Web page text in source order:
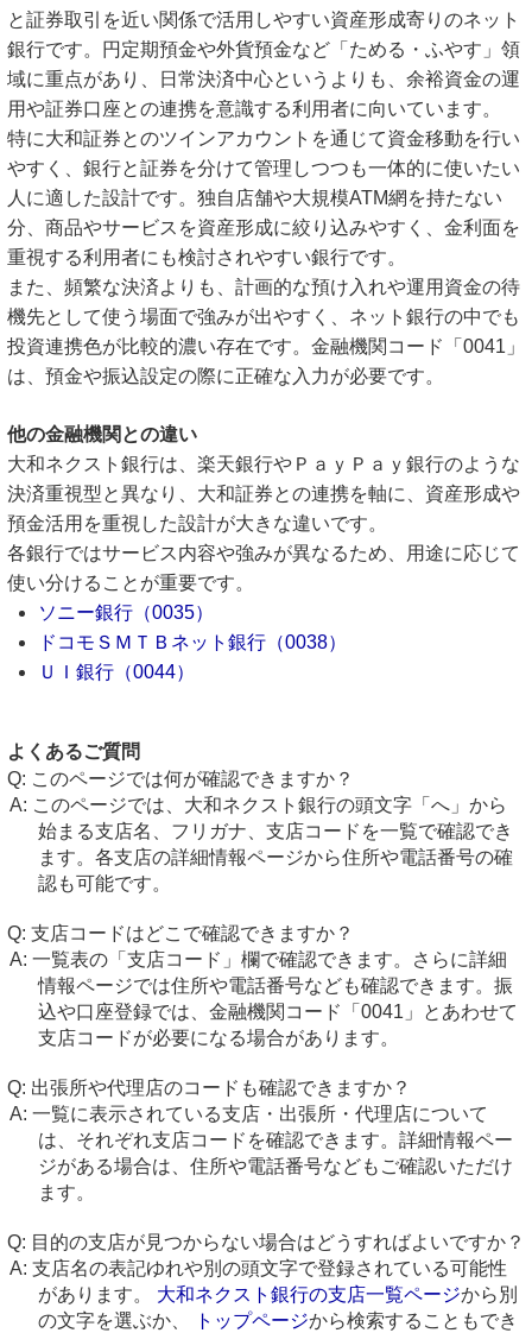
と証券取引を近い関係で活用しやすい資産形成寄りのネット
銀行です。円定期預金や外貨預金など「ためる・ふやす」領
域に重点があり、日常決済中心というよりも、余裕資金の運
用や証券口座との連携を意識する利用者に向いています。
特に大和証券とのツインアカウントを通じて資金移動を行い
やすく、銀行と証券を分けて管理しつつも一体的に使いたい
人に適した設計です。独自店舗や大規模ATM網を持たない
分、商品やサービスを資産形成に絞り込みやすく、金利面を
重視する利用者にも検討されやすい銀行です。
また、頻繁な決済よりも、計画的な預け入れや運用資金の待
機先として使う場面で強みが出やすく、ネット銀行の中でも
投資連携色が比較的濃い存在です。金融機関コード「0041」
は、預金や振込設定の際に正確な入力が必要です。
他の金融機関との違い
大和ネクスト銀行は、楽天銀行やＰａｙＰａｙ銀行のような
決済重視型と異なり、大和証券との連携を軸に、資産形成や
預金活用を重視した設計が大きな違いです。
各銀行ではサービス内容や強みが異なるため、用途に応じて
使い分けることが重要です。
ソニー銀行（0035）
ドコモＳＭＴＢネット銀行（0038）
ＵＩ銀行（0044）
よくあるご質問
このページでは何が確認できますか？
このページでは、大和ネクスト銀行の頭文字「へ」から
始まる支店名、フリガナ、支店コードを一覧で確認でき
ます。各支店の詳細情報ページから住所や電話番号の確
認も可能です。
支店コードはどこで確認できますか？
一覧表の「支店コード」欄で確認できます。さらに詳細
情報ページでは住所や電話番号なども確認できます。振
込や口座登録では、金融機関コード「0041」とあわせて
支店コードが必要になる場合があります。
出張所や代理店のコードも確認できますか？
一覧に表示されている支店・出張所・代理店について
は、それぞれ支店コードを確認できます。詳細情報ペー
ジがある場合は、住所や電話番号などもご確認いただけ
ます。
目的の支店が見つからない場合はどうすればよいですか？
支店名の表記ゆれや別の頭文字で登録されている可能性
があります。 大和ネクスト銀行の支店一覧ページから別
の文字を選ぶか、
トップページから検索することもでき